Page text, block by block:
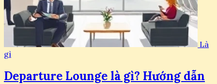
Là
gì
Departure Lounge là gì? Hướng dẫn